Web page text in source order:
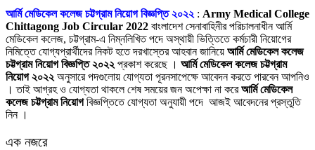
Link
Share
আর্মি মেডিকেল কলেজ চট্টগ্রাম নিয়োগ বিজ্ঞপ্তি ২০২২ : Army Medical College
Chittagong Job Circular 2022 বাংলাদেশ সেনাবাহিনীর পরিচালনাধীন আর্মি
মেডিকেল কলেজ, চট্টগ্রাম-এ নিম্নলিখিত পদে অস্থায়ী ভিত্তিতে কর্মচারী নিয়োগের
নিমিত্তে যোগ্যপ্রার্থীদের নিকট হতে দরখাস্তের আহবান জানিয়ে আর্মি মেডিকেল কলেজ
চট্টগ্রাম নিয়োগ বিজ্ঞপ্তি ২০২২ প্রকাশ করেছে । আর্মি মেডিকেল কলেজ চট্টগ্রাম
নিয়োগ ২০২২ অনুসারে পদগুলোয় যোগ্যতা পূরনসাপেক্ষে আবেদন করতে পারবেন আপনিও
। তাই আগ্রহ ও যোগ্যতা থাকলে শেষ সময়ের জন অপেক্ষা না করেআর্মি মেডিকেল
কলেজ চট্টগ্রাম নিয়োগবিজ্ঞপ্তিতে যোগ্যতা অনুযায়ী পদে আজই আবেদনের প্রস্তুতি
নিন ।
এক নজরে